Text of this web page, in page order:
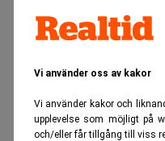
Vi använder oss av kakor
Vi använder kakor och
upplevelse som möjligt på
och/eller får tillgång till viss